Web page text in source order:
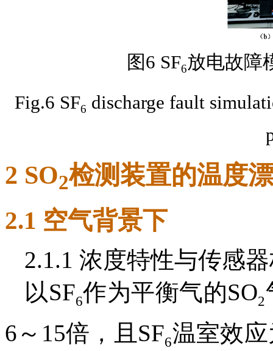
图6 SF6放电故障
Fig.6 SF6 discharge fault
2 SO2检测装置的温度
2.1 空气背景下
2.1.1 浓度特性与传感
以SF6作为平衡气的SO2
6～15倍，且SF6温室效应